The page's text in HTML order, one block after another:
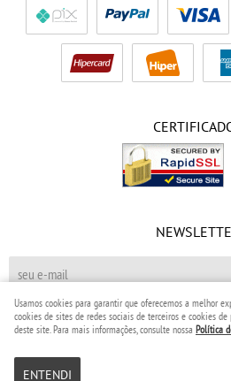
CADASTRAR
Usamos cookies para garantir que oferecemos a melhor
cookies de sites de redes sociais de terceiros e cookies
deste site. Para mais informações, consulte nossa Política
ENTENDI